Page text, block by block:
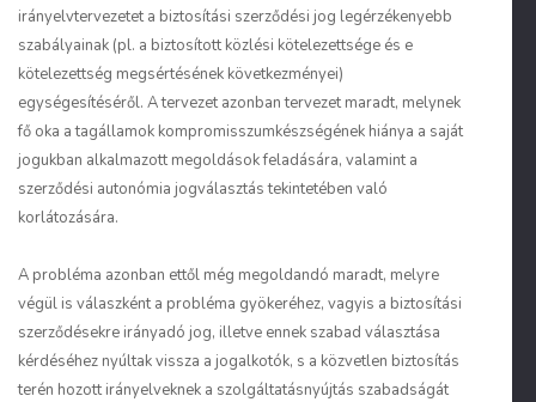
irányelvtervezetet a biztosítási szerződési jog legérzékenyebb
szabályainak (pl. a biztosított közlési kötelezettsége és e
kötelezettség megsértésének következményei)
egységesítéséről. A tervezet azonban tervezet maradt, melynek
fő oka a tagállamok kompromisszumkészségének hiánya a saját
jogukban alkalmazott megoldások feladására, valamint a
szerződési autonómia jogválasztás tekintetében való
korlátozására.
A probléma azonban ettől még megoldandó maradt, melyre
végül is válaszként a probléma gyökeréhez, vagyis a biztosítási
szerződésekre irányadó jog, illetve ennek szabad választása
kérdéséhez nyúltak vissza a jogalkotók, s a közvetlen biztosítás
terén hozott irányelveknek a szolgáltatásnyújtás szabadságát